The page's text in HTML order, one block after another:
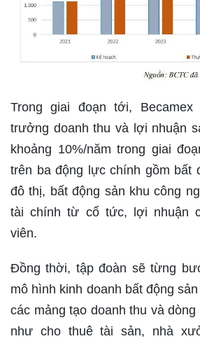
Trong giai đoạn tới,
trưởng doanh thu và lợi nhuận
khoảng 10%/năm trong giai
trên ba động lực chính gồm bất
đô thị, bất động sản khu công
tài chính từ cổ tức, lợi nhuận
viên.
Đồng thời, tập đoàn sẽ từng
mô hình kinh doanh bất động
các mảng tạo doanh thu và
như cho thuê tài sản, nhà